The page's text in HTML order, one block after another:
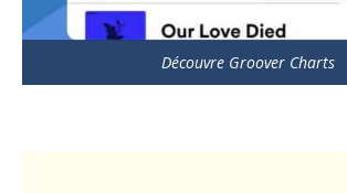
Découvre Groover Charts